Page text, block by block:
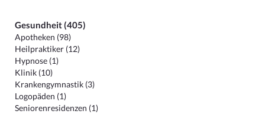
Gesundheit (405)
Apotheken (98)
Heilpraktiker (12)
Hypnose (1)
Klinik (10)
Krankengymnastik (3)
Logopäden (1)
Seniorenresidenzen (1)